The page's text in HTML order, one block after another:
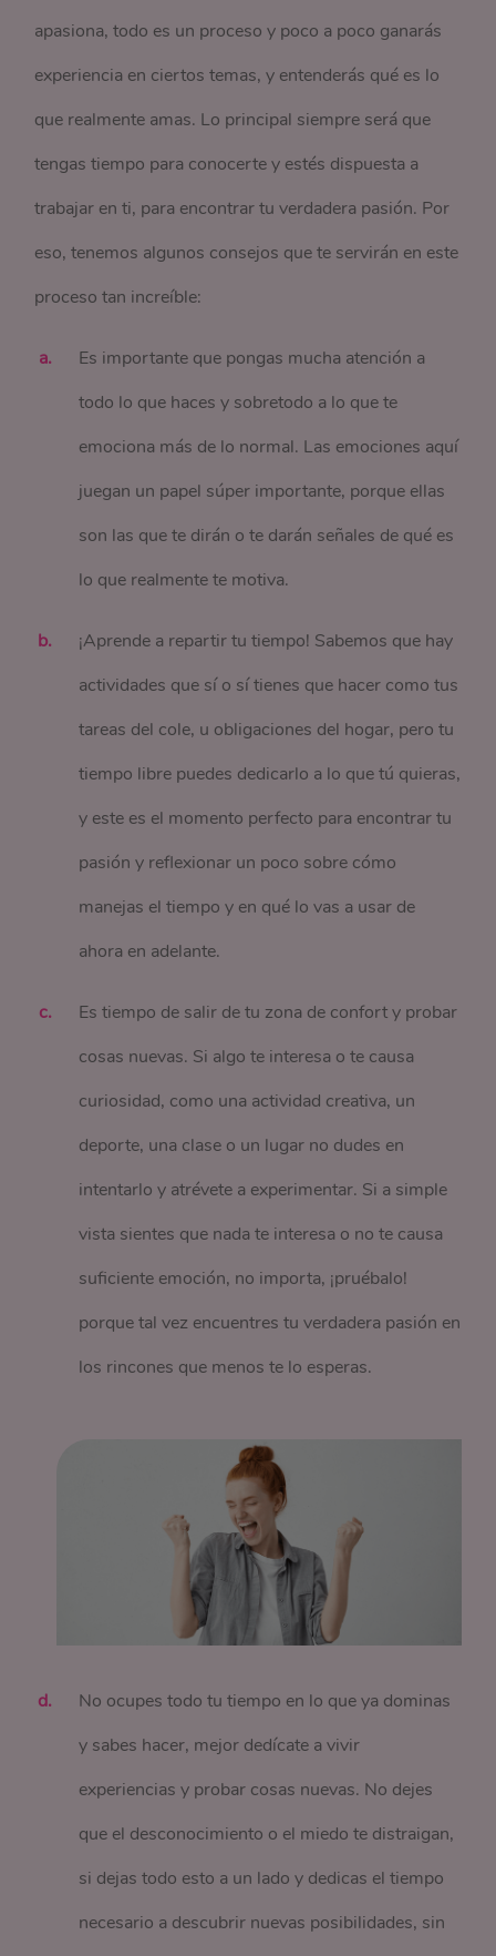
apasiona, todo es un proceso y poco a poco ganarás
experiencia en ciertos temas, y entenderás qué es lo
que realmente amas. Lo principal siempre será que
tengas tiempo para conocerte y estés dispuesta a
trabajar en ti, para encontrar tu verdadera pasión. Por
eso, tenemos algunos consejos que te servirán en este
proceso tan increíble:
Es importante que pongas mucha atención a
todo lo que haces y sobretodo a lo que te
emociona más de lo normal. Las emociones aquí
juegan un papel súper importante, porque ellas
son las que te dirán o te darán señales de qué es
lo que realmente te motiva.
¡Aprende a repartir tu tiempo! Sabemos que hay
actividades que sí o sí tienes que hacer como tus
tareas del cole, u obligaciones del hogar, pero tu
tiempo libre puedes dedicarlo a lo que tú quieras,
y este es el momento perfecto para encontrar tu
pasión y reflexionar un poco sobre cómo
manejas el tiempo y en qué lo vas a usar de
ahora en adelante.
Es tiempo de salir de tu zona de confort y probar
cosas nuevas. Si algo te interesa o te causa
curiosidad, como una actividad creativa, un
deporte, una clase o un lugar no dudes en
intentarlo y atrévete a experimentar. Si a simple
vista sientes que nada te interesa o no te causa
suficiente emoción, no importa, ¡pruébalo!
porque tal vez encuentres tu verdadera pasión en
los rincones que menos te lo esperas.
No ocupes todo tu tiempo en lo que ya dominas
y sabes hacer, mejor dedícate a vivir
experiencias y probar cosas nuevas. No dejes
que el desconocimiento o el miedo te distraigan,
si dejas todo esto a un lado y dedicas el tiempo
necesario a descubrir nuevas posibilidades, sin